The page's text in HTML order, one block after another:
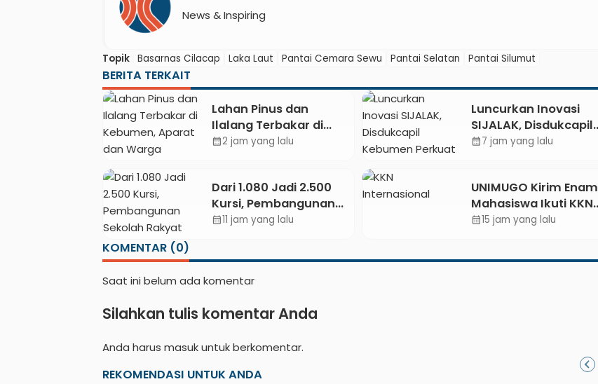
News & Inspiring
Topik Basarnas Cilacap Laka Laut Pantai Cemara Sewu Pantai Selatan Pantai Silumut
BERITA TERKAIT
Lahan Pinus dan
Ilalang Terbakar di
Kebumen, Aparat dan
calendar_month2 jam yang lalu
Luncurkan Inovasi
SIJALAK, Disdukcapil
Kebumen Perkuat
Tingkat Desa
calendar_month7 jam yang lalu
Dari 1.080 Jadi 2.500
Kursi, Pembangunan
Sekolah Rakyat
calendar_month11 jam yang lalu
UNIMUGO Kirim Enam
Mahasiswa Ikuti KKN
Internasional 2026 di
calendar_month15 jam yang lalu
KOMENTAR (0)
Saat ini belum ada komentar
Silahkan tulis komentar Anda
Anda harus masukuntuk berkomentar.
REKOMENDASI UNTUK ANDA